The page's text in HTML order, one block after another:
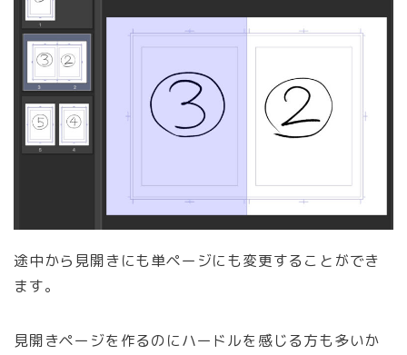
途中から見開きにも単ページにも変更することができ
ます。
見開きページを作るのにハードルを感じる方も多いか